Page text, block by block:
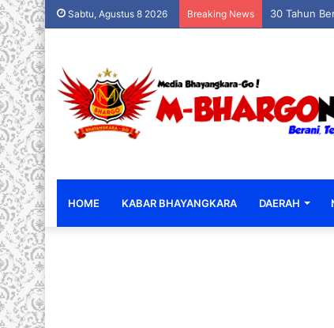
Sabtu, Agustus 8 2026 Breaking News 30 Tahun
HOME KABAR BHAYANGKARA DAERAH